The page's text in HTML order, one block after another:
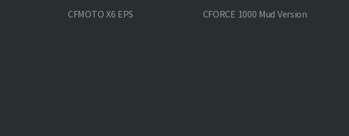
CFMOTO X6 EPS
CFORCE 1000 Mud Version